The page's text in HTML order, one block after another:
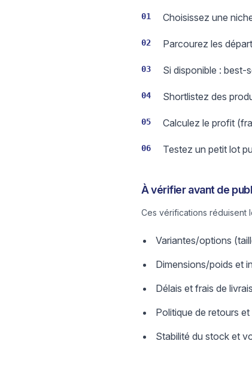
01 Choisissez une
02 Parcourez les
03 Si disponible : best-
04 Shortlistez des
05 Calculez le profit
06 Testez un petit lot
À vérifier avant de
Ces vérifications réduisent
Variantes/options
Dimensions/poids et
Délais et frais de
Politique de retours et
Stabilité du stock et